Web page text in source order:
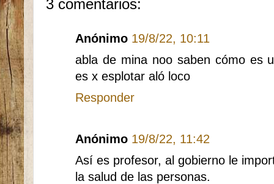
3 comentarios:
Anónimo 19/8/22, 10:11
abla de mina noo saben cómo es
es x esplotar aló loco
Responder
Anónimo 19/8/22, 11:42
Así es profesor, al gobierno le
la salud de las personas.